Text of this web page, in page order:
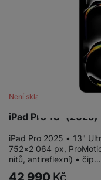
iPad Pro 13" (2025)
Není skladem
iPad Pro 2025 • 13"
752×2 064 px,
nitů, antireflexní) • čip…
42 990 Kč